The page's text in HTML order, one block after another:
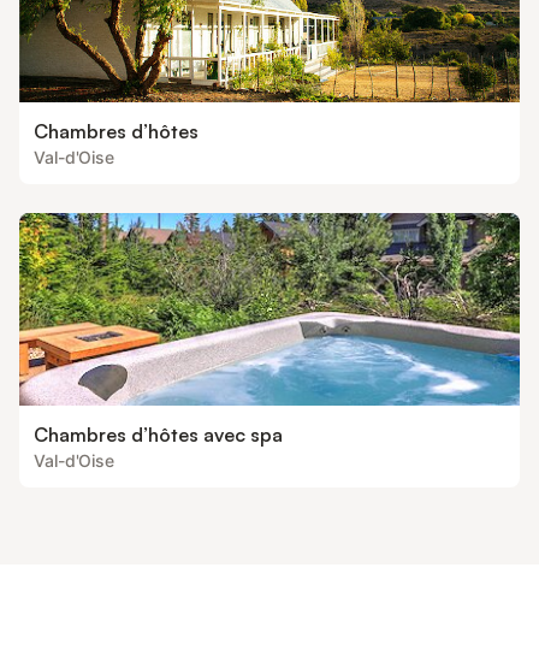
Chambres d’hôtes
Val-d'Oise
Chambres d’hôtes avec spa
Val-d'Oise